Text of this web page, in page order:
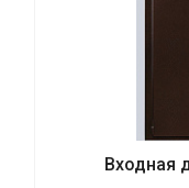
Входная